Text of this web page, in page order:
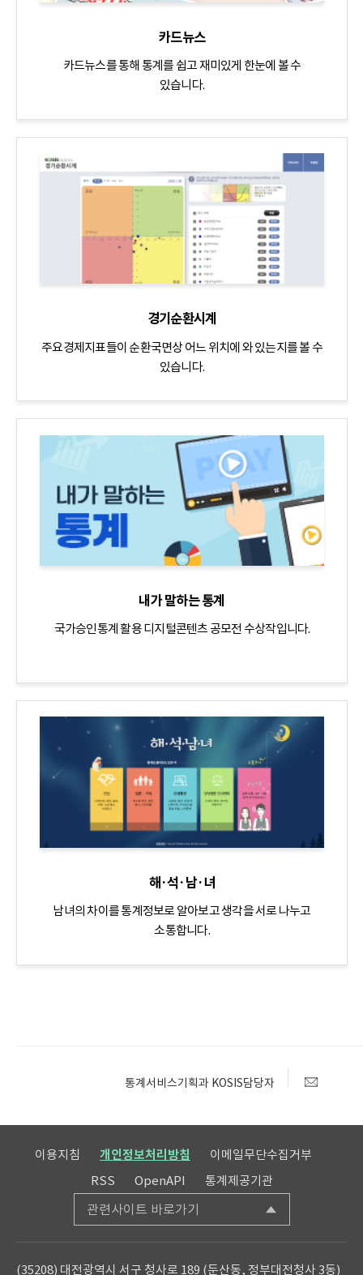
카드뉴스
카드뉴스를 통해 통계를 쉽고 재미있게 한눈에 볼 수
있습니다.
경기순환시계
주요경제지표들이 순환국면상 어느 위치에 와 있는지를 볼 수
있습니다.
내가 말하는 통계
국가승인통계 활용 디지털콘텐츠 공모전 수상작입니다.
해·석·남·녀
남녀의 차이를 통계정보로 알아보고 생각을 서로 나누고
소통합니다.
통계서비스기획과 KOSIS담당자
이용지침 개인정보처리방침
이메일무단수집거부
RSS
OpenAPI 통계제공기관
관련사이트 바로가기
(35208) 대전광역시 서구 청사로 189 (둔산동, 정부대전청사 3동)